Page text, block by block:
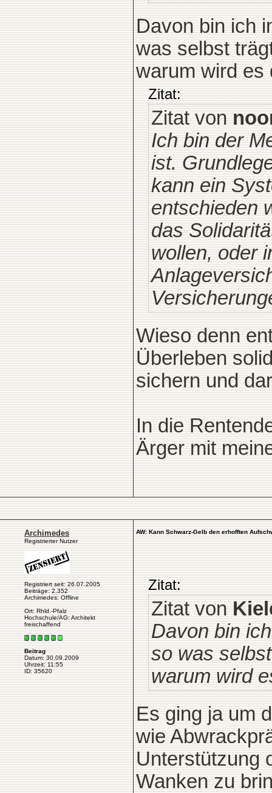
Davon bin ich
was selbst
warum wird es
Zitat:
Zitat von
Ich bin der
ist.
kann ein
entschieden
das
wollen, oder
Wieso denn
Überleben
sichern und
In die
Ärger mit
Archimedes
Registrierter Nutzer
Registriert seit: 26.07.2005
Beiträge: 2.352
Archimedes: Offline
Ort: Rhld.-Pfalz
Hochschule/AG: Architekt
freischaffend
Beitrag
Datum: 30.09.2009
Uhrzeit: 11:55
ID: 35620
AW: Kann Schwarz-Gelb den erhofften
Zitat:
Zitat von
Davon bin
so was
warum wird
Es ging ja um
wie
Unterstützung
Wanken zu